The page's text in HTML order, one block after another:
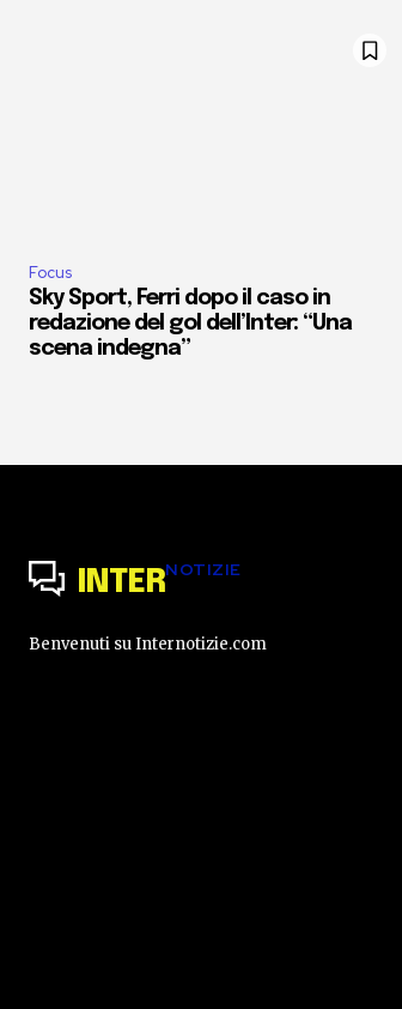
Focus
Sky Sport, Ferri dopo il caso in
redazione del gol dell’Inter: “Una
scena indegna”
INTERNOTIZIE
Benvenuti su Internotizie.com